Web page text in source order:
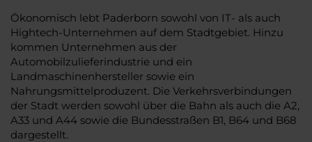
Ökonomisch lebt Paderborn sowohl von IT- als auch
Hightech-Unternehmen auf dem Stadtgebiet. Hinzu
kommen Unternehmen aus der
Automobilzulieferindustrie und ein
Landmaschinenhersteller sowie ein
Nahrungsmittelproduzent. Die Verkehrsverbindungen
der Stadt werden sowohl über die Bahn als auch die A2,
A33 und A44 sowie die Bundesstraßen B1, B64 und B68
dargestellt.